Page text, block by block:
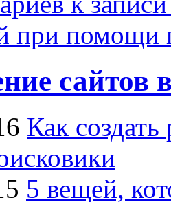
при помощи
сайтов
Как
5 вещей,